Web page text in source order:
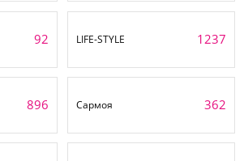
92 LIFE-STYLE 1237
896 Сармоя 362